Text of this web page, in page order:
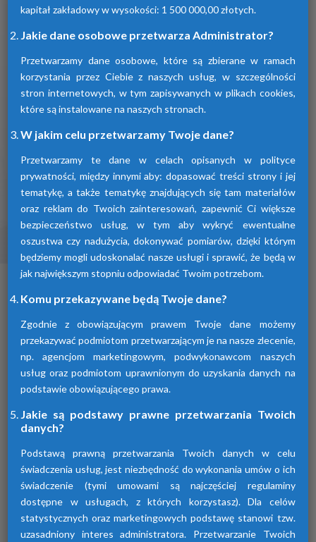
Osuszacze ziębnicze
To inaczej osuszacze kondensacyjne
osuszające powietrze poprzez jego
schłodzenie i wykroplenie kondensatu.
Urządzenia te spełniają wszelkie normy i
oczekiwania klientów.
kapitał zakładowy w wysokości: 1 500 000,00 złotych.
Jakie dane osobowe przetwarza Administrator?
Przetwarzamy dane osobowe, które są zbierane w ramach
korzystania przez Ciebie z naszych usług, w szczególności
stron internetowych, w tym zapisywanych w plikach cookies,
które są instalowane na naszych stronach.
W jakim celu przetwarzamy Twoje dane?
Przetwarzamy te dane w celach opisanych w polityce
prywatności, między innymi aby: dopasować treści strony i jej
tematykę, a także tematykę znajdujących się tam materiałów
oraz reklam do Twoich zainteresowań, zapewnić Ci większe
bezpieczeństwo usług, w tym aby wykryć ewentualne
oszustwa czy nadużycia, dokonywać pomiarów, dzięki którym
będziemy mogli udoskonalać nasze usługi i sprawić, że będą w
jak największym stopniu odpowiadać Twoim potrzebom.
Komu przekazywane będą Twoje dane?
Zgodnie z obowiązującym prawem Twoje dane możemy
przekazywać podmiotom przetwarzającym je na nasze zlecenie,
np. agencjom marketingowym, podwykonawcom naszych
usług oraz podmiotom uprawnionym do uzyskania danych na
podstawie obowiązującego prawa.
Jakie są podstawy prawne przetwarzania Twoich
danych?
Podstawą prawną przetwarzania Twoich danych w celu
świadczenia usług, jest niezbędność do wykonania umów o ich
świadczenie (tymi umowami są najczęściej regulaminy
dostępne w usługach, z których korzystasz). Dla celów
statystycznych oraz marketingowych podstawę stanowi tzw.
uzasadniony interes administratora. Przetwarzanie Twoich